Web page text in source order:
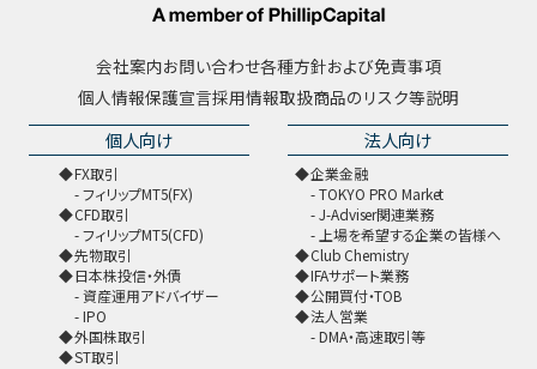
会社案内お問い合わせ各種方針および免責事項
個人情報保護宣言採用情報取扱商品のリスク等説明
個人向け
FX取引
フィリップMT5(FX)
CFD取引
フィリップMT5(CFD)
先物取引
日本株投信・外債
資産運用アドバイザー
IPO
外国株取引
ST取引
法人向け
企業金融
TOKYO PRO Market
J-Adviser関連業務
上場を希望する企業の皆様へ
Club Chemistry
IFAサポート業務
公開買付・TOB
法人営業
DMA・高速取引等